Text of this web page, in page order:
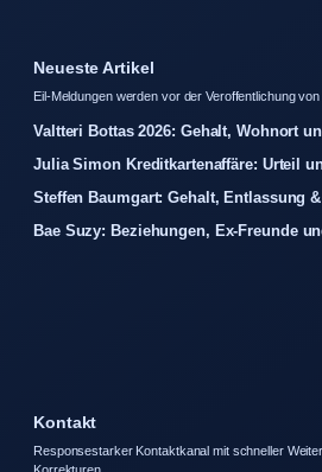
Neueste Artikel
Eil-Meldungen werden vor der Veroffentlichung
Valtteri Bottas 2026: Gehalt, Wohnort
Julia Simon Kreditkartenaffäre: Urteil
Steffen Baumgart: Gehalt, Entlassung
Bae Suzy: Beziehungen, Ex-Freunde
Kontakt
Responsestarker Kontaktkanal mit schneller